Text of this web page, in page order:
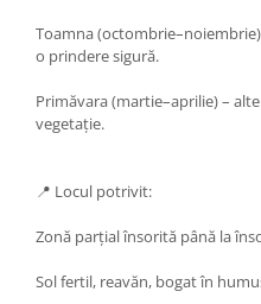
Toamna
o prindere sigură.
Primăvara (martie–aprilie) –
vegetație.
📍 Locul potrivit:
Zonă parțial însorită până la
Sol fertil, reavăn, bogat în